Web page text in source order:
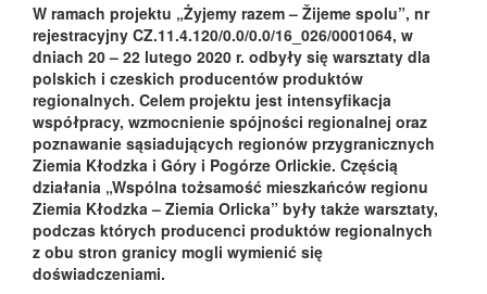
W ramach projektu „Żyjemy razem – Žijeme spolu”, nr
rejestracyjny CZ.11.4.120/0.0/0.0/16_026/0001064, w
dniach 20 – 22 lutego 2020 r. odbyły się warsztaty dla
polskich i czeskich producentów produktów
regionalnych. Celem projektu jest intensyfikacja
współpracy, wzmocnienie spójności regionalnej oraz
poznawanie sąsiadujących regionów przygranicznych
Ziemia Kłodzka i Góry i Pogórze Orlickie. Częścią
działania „Wspólna tożsamość mieszkańców regionu
Ziemia Kłodzka – Ziemia Orlicka” były także warsztaty,
podczas których producenci produktów regionalnych
z obu stron granicy mogli wymienić się
doświadczeniami.